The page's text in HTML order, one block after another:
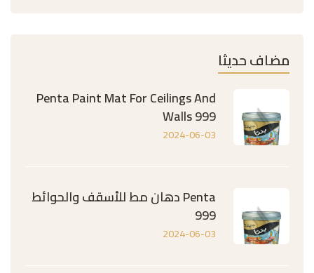
مضاف حديثا
Penta Paint Mat For Ceilings And
Walls 999
2024-06-03
Penta دهان مط للأسقف والحوائط
999
2024-06-03